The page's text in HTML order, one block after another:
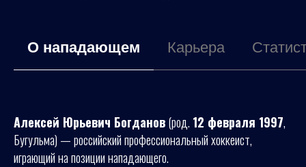
О нападающем Карьера
Алексей Юрьевич Богданов(род. 12 февраля 1997,
Бугульма) — российский профессиональный хоккеист,
играющий на позиции нападающего.